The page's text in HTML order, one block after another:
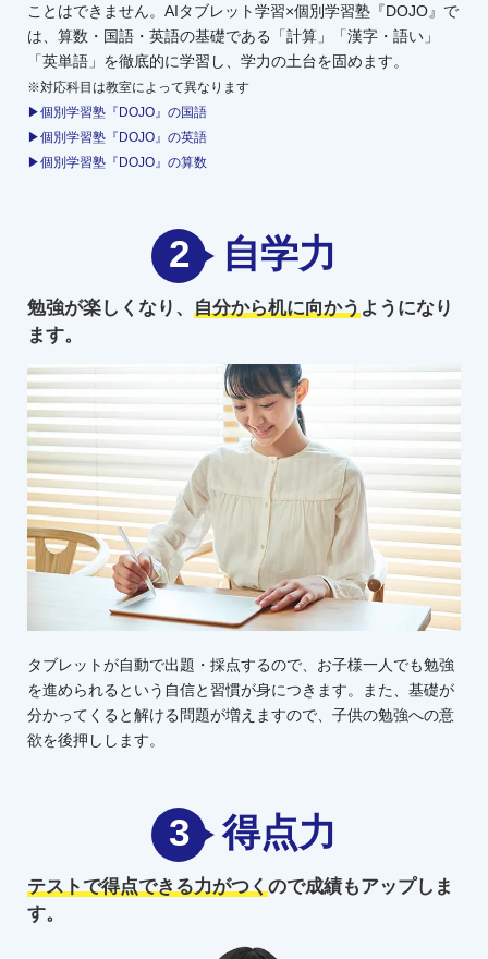
ことはできません。AIタブレット学習×個別学習塾『DOJO』で
は、算数・国語・英語の基礎である「計算」「漢字・語い」
「英単語」を徹底的に学習し、学力の土台を固めます。
※対応科目は教室によって異なります
▶個別学習塾『DOJO』の国語
▶個別学習塾『DOJO』の英語
▶個別学習塾『DOJO』の算数
2 自学力
勉強が楽しくなり、 自分から机に向かうようになり
ます。
タブレットが自動で出題・採点するので、お子様一人でも勉強
を進められるという自信と習慣が身につきます。また、基礎が
分かってくると解ける問題が増えますので、子供の勉強への意
欲を後押しします。
3 得点力
テストで得点できる力がつくので成績もアップしま
す。